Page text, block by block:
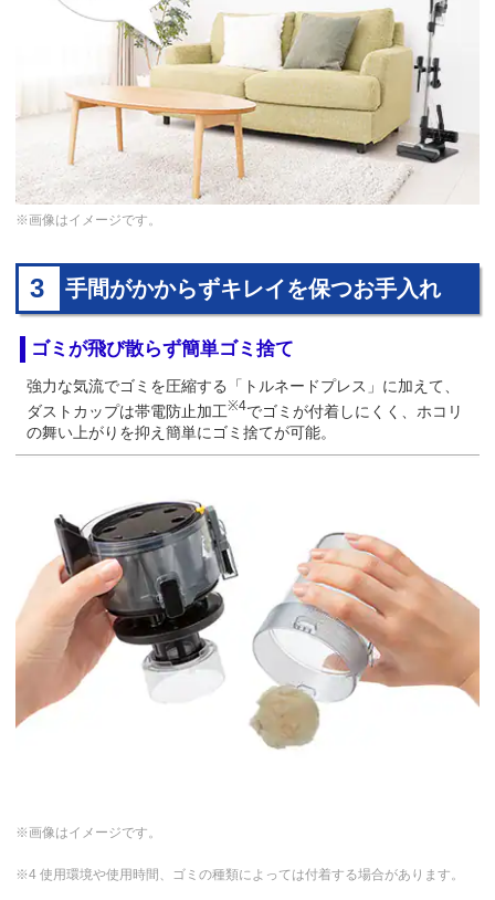
※画像はイメージです。
3 手間がかからずキレイを保つお手入れ
ゴミが飛び散らず簡単ゴミ捨て
強力な気流でゴミを圧縮する「トルネードプレス」に加えて、
ダストカップは帯電防止加工※4でゴミが付着しにくく、ホコリ
の舞い上がりを抑え簡単にゴミ捨てが可能。
※画像はイメージです。
※4 使用環境や使用時間、ゴミの種類によっては付着する場合があります。